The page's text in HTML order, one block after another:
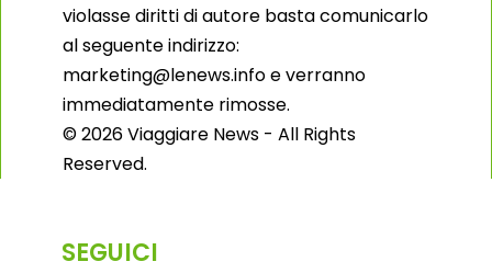
violasse diritti di autore basta comunicarlo
al seguente indirizzo:
marketing@lenews.info e verranno
immediatamente rimosse.
© 2026 Viaggiare News - All Rights
Reserved.
SEGUICI